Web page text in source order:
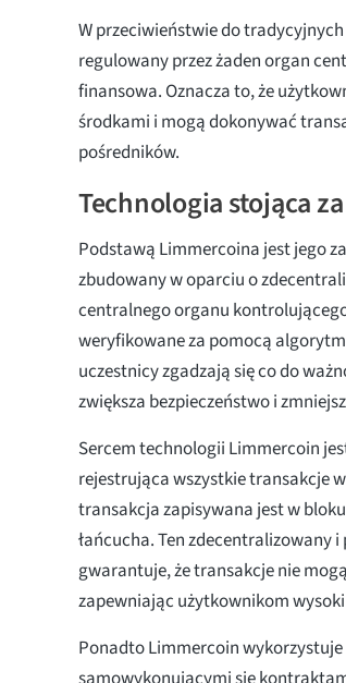
W przeciwieństwie do
regulowany przez żaden organ
finansowa. Oznacza to, że
środkami i mogą dokonywać
pośredników.
Technologia stojąca
Podstawą Limmercoina jest jego
zbudowany w oparciu o
centralnego organu
weryfikowane za pomocą
uczestnicy zgadzają się co do
zwiększa bezpieczeństwo i
Sercem technologii Limmercoin
rejestrująca wszystkie transakcje
transakcja zapisywana jest w
łańcucha. Ten zdecentralizowany
gwarantuje, że transakcje nie
zapewniając użytkownikom
Ponadto Limmercoin